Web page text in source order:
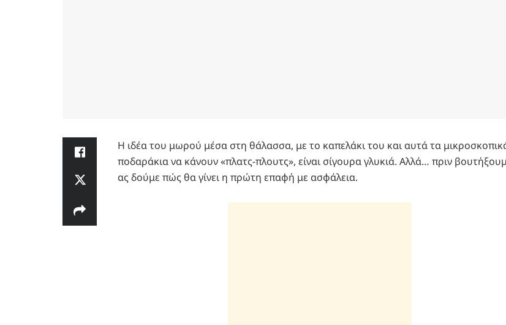
Η ιδέα του μωρού μέσα στη θάλασσα, με το καπελάκι του και αυτά τα
ποδαράκια να κάνουν «πλατς-πλουτς», είναι σίγουρα γλυκιά. Αλλά… πριν
ας δούμε πώς θα γίνει η πρώτη επαφή με ασφάλεια.